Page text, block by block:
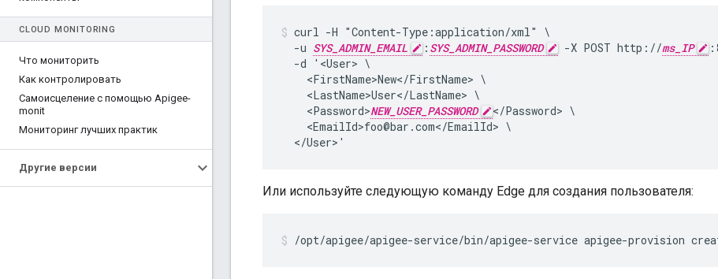
CLOUD MONITORING
Что мониторить
Как контролировать
Самоисцеление с помощью Apigee-
monit
Мониторинг лучших практик
Другие версии
curl -H "Content-Type:application/xml" \
  -u
SYS_ADMIN_EMAIL : SYS_ADMIN_PASSWORD -X POST http://ms_IP
  -d '<User> \
    <FirstName>New</FirstName> \
    <LastName>User</LastName> \
    <Password>
NEW_USER_PASSWORD
</Password> \
    <EmailId>foo@bar.com</EmailId> \
  </User>'
Или используйте следующую команду Edge для создания пользователя:
/opt/apigee/apigee-service/bin/apigee-service apigee-provision